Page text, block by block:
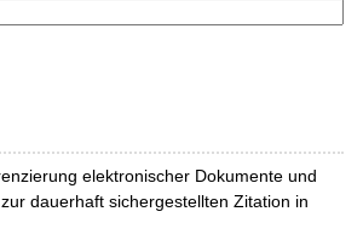
elektronischer Dokumente und
dauerhaft sichergestellten Zitation in